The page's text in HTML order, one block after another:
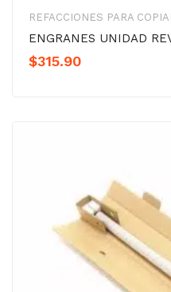
REFACCIONES PARA
ENGRANES UNIDAD
$315.90